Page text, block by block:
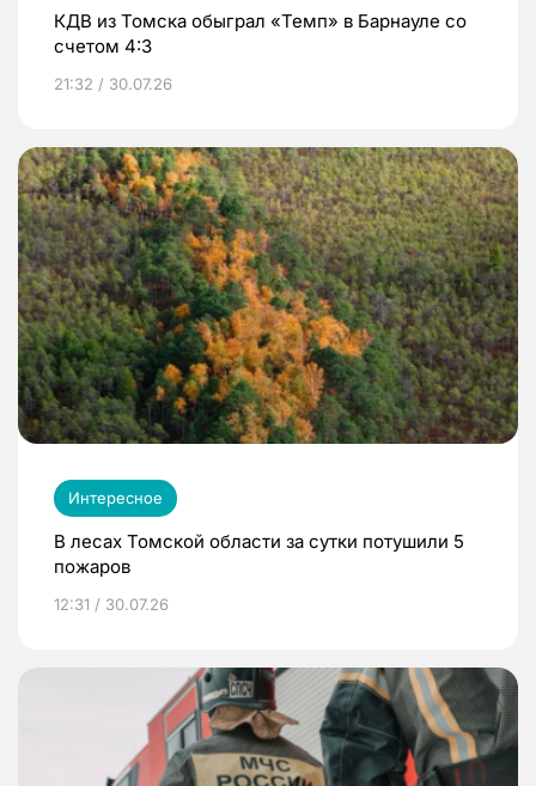
КДВ из Томска обыграл «Темп» в Барнауле со
счетом 4:3
21:32 / 30.07.26
Интересное
В лесах Томской области за сутки потушили 5
пожаров
12:31 / 30.07.26